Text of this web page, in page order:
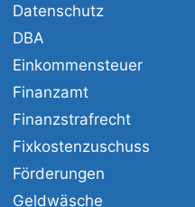
Datenschutz
DBA
Einkommensteuer
Finanzamt
Finanzstrafrecht
Fixkostenzuschuss
Förderungen
Geldwäsche